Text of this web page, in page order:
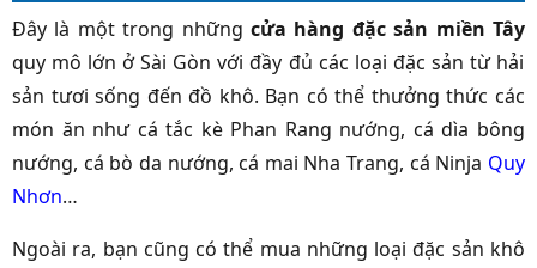
Đây là một trong những cửa hàng đặc sản miền Tây
quy mô lớn ở Sài Gòn với đầy đủ các loại đặc sản từ hải
sản tươi sống đến đồ khô. Bạn có thể thưởng thức các
món ăn như cá tắc kè Phan Rang nướng, cá dìa bông
nướng, cá bò da nướng, cá mai Nha Trang, cá Ninja Quy
Nhơn…
Ngoài ra, bạn cũng có thể mua những loại đặc sản khô